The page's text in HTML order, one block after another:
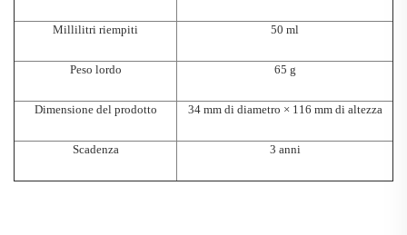
Millilitri riempiti 50 ml
Peso lordo 65 g
Dimensione del prodotto 34 mm di diametro × 116 mm di altezza
Scadenza 3 anni